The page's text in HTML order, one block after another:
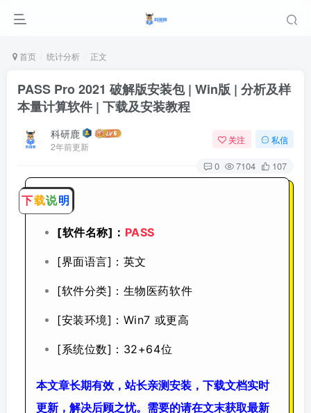
首页 统计分析 正文
PASS Pro 2021 破解版安装包 | Win版 | 分析及样
本量计算软件 | 下载及安装教程
科研鹿
2年前更新
关注 私信
0 7104 107
下载说明
[软件名称]： PASS
[界面语言]：英文
[软件分类]：生物医药软件
[安装环境]：Win7 或更高
[系统位数]：32+64位
本文章长期有效，站长亲测安装，下载文档实时
更新，解决后顾之忧。需要的请在文末获取最新